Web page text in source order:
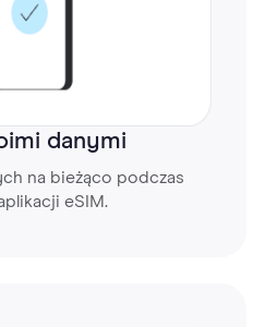
danymi
na bieżąco podczas
eSIM.